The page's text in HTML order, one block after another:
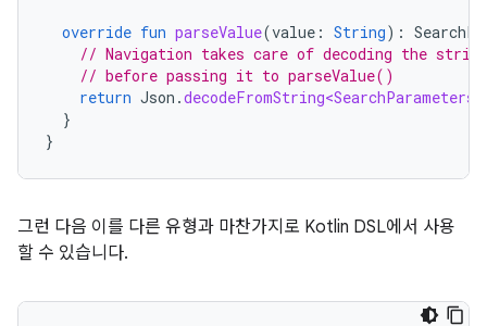
override fun parseValue(value : String):
// Navigation takes care of decoding the string
// before passing it to parseValue()
return Json .decodeFromString<SearchParameters>
}
}
그런 다음 이를 다른 유형과 마찬가지로 Kotlin DSL에서 사용
할 수 있습니다.